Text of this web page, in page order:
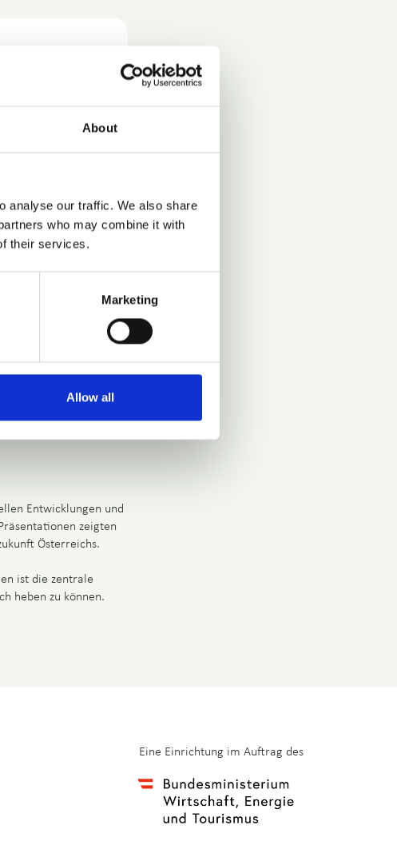
About
analyse our traffic. We also share
who may combine it with
their services.
Marketing
Allow all
Entwicklungen und
zeigten
Österreichs.
ist die zentrale
heben zu können.
Eine Einrichtung im Auftrag des